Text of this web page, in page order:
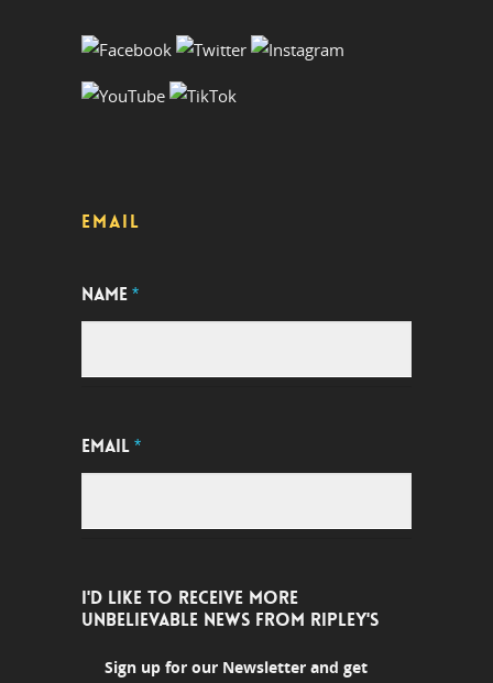
EMAIL
NAME*
EMAIL*
I'D LIKE TO RECEIVE MORE
UNBELIEVABLE NEWS FROM RIPLEY'S
Sign up for our Newsletter and get